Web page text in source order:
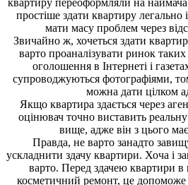
простіше здати квартиру легально
мати масу проблем через
Звичайно ж, хочеться здати
варто проаналізувати ринок
оголошення в Інтернеті і
супроводжуються фотографіями,
можна дати цілком
Якщо квартира здається через
оцінювач точно виставить реальну
вище, адже він з цього має
Правда, не варто занадто
ускладнити здачу квартири. Хоча і
варто. Перед здачею квартири
косметичний ремонт, це допоможе